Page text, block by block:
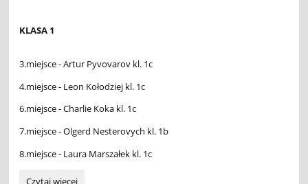
KLASA 1
3.miejsce - Artur Pyvovarov kl. 1c
4.miejsce - Leon Kołodziej kl. 1c
6.miejsce - Charlie Koka kl. 1c
7.miejsce - Olgerd Nesterovych kl. 1b
8.miejsce - Laura Marszałek kl. 1c
Ogólnopolski
Czytaj więcej